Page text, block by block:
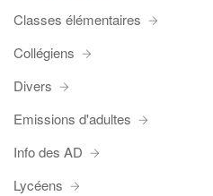
Classes élémentaires
Collégiens
Divers
Emissions d'adultes
Info des AD
Lycéens